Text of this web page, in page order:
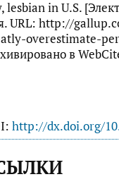
lesbian in U.S.
URL: http://
overestimate-
в
http://dx.doi.org/